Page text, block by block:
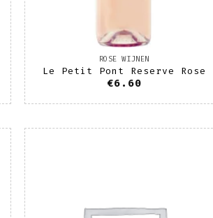
ROSE WIJNEN
Le Petit Pont Reserve Rose
€6.60